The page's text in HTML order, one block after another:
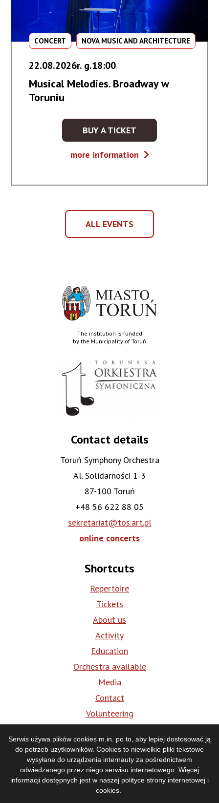
Serwis używa plików cookies m.in. po to, aby lepiej dostosować ją
do potrzeb użytkowników. Cookies to niewielkie pliki tekstowe
wysyłane do urządzenia internauty za pośrednictwem
odwiedzanego przez niego serwisu internetowego. Więcej
informacji dostępnych jest w naszej polityce strony internetowej i
cookies
CONCERT NOVA MUSIC AND ARCHITECTURE
22.08.2026r. g.18:00
Musical Melodies. Broadway w
Toruniu
BUY A TICKET
KUP
NA
BROADWAY
W
TORUNIU
more information
Musical
w
ALL EVENTS
ALL
EVENTS
The institution is funded
by the Municipality of Toruń
Contact details
Toruń Symphony Orchestra
Al. Solidarności 1-3
87-100 Toruń
+48 56 622 88 05
sekretariat@tos.art.pl
online concerts
Shortcuts
Repertoire
Tickets
About us
Activity
Education
Orchestra available
Media
Contact
Volunteering
Media